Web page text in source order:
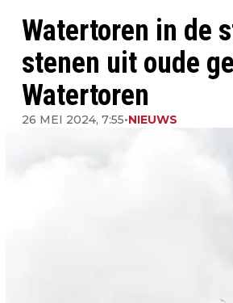
Watertoren in de
stenen uit oude
Watertoren
26 MEI 2024, 7:55•NIEUWS